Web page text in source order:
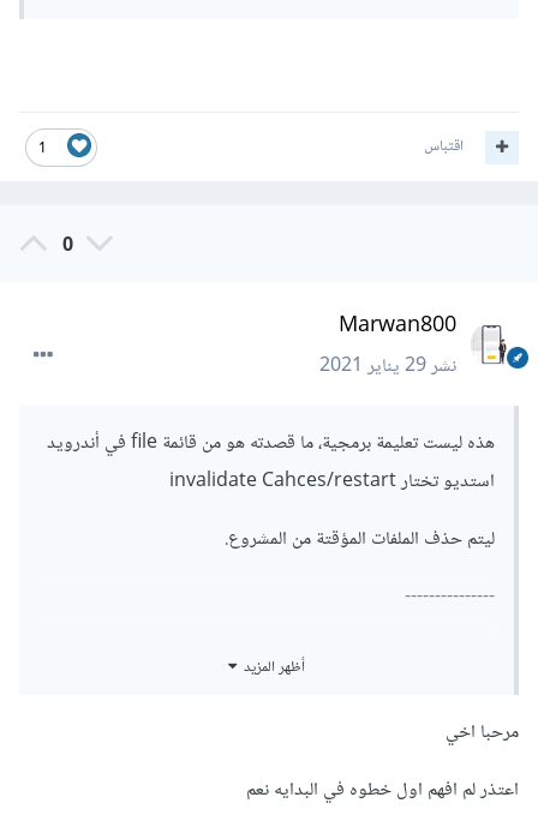
1 اقتباس
0
Marwan800
نشر29 يناير 2021
هذه ليست تعليمة برمجية، ما قصدته هو من قائمة file في أندرويد
استديو تختار invalidate Cahces/restart
ليتم حذف الملفات المؤقتة من المشروع.
---------------
أظهر المزيد
مرحبا اخي
اعتذر لم افهم اول خطوه في البدايه نعم